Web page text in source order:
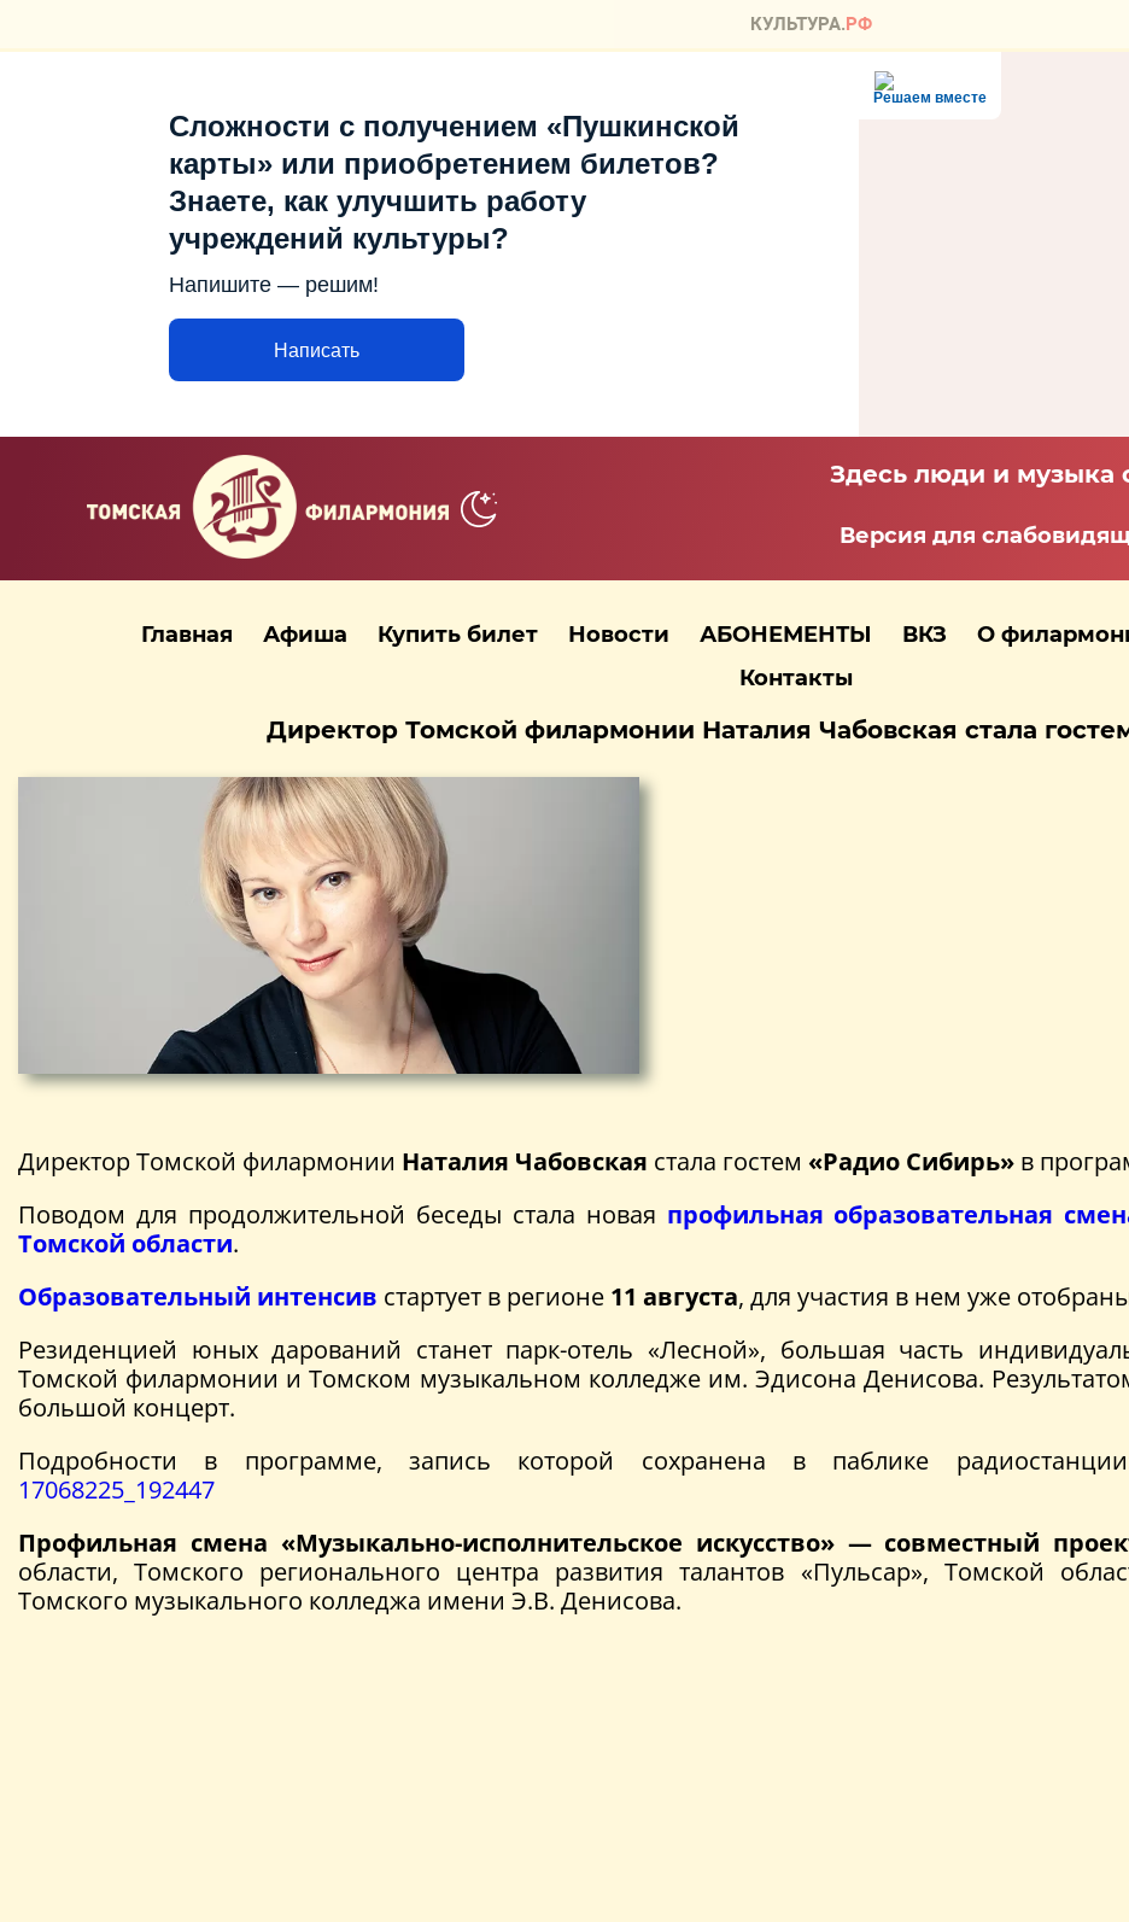
Решаем вместе
Сложности с получением «Пушкинской
карты» или приобретением билетов?
Знаете, как улучшить работу
учреждений культуры?
Напишите — решим!
Написать
Здесь люди и музыка
Версия для
Главная Афиша Купить билет Новости АБОНЕМЕНТЫ ВКЗ О
Контакты
Директор Томской филармонии Наталия Чабовская стала
Директор Томской филармонии Наталия Чабовская стала гостем «Радио Сибирь» в
Поводом для продолжительной беседы стала новая профильная образовательная
Томской области.
Образовательный интенсив стартует в регионе 11 августа, для участия в нем уже
Резиденцией юных дарований станет парк-отель «Лесной», большая часть
Томской филармонии и Томском музыкальном колледже им. Эдисона Денисова.
большой концерт.
Подробности в программе, запись которой сохранена в паблике
17068225_192447
Профильная смена «Музыкально-исполнительское искусство» — совместный
области, Томского регионального центра развития талантов «Пульсар», Томской
Томского музыкального колледжа имени Э.В. Денисова.